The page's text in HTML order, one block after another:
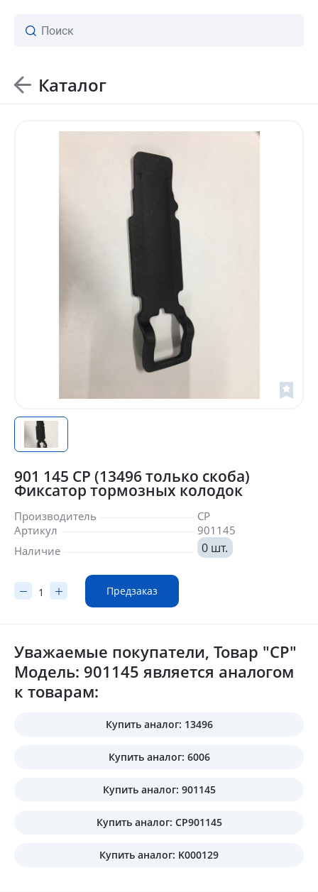
Каталог
901 145 CP (13496 только скоба)
Фиксатор тормозных колодок
Производитель
CP
Артикул
901145
Наличие
0 шт.
Предзаказ
Уважаемые покупатели, Товар "CP"
Модель: 901145 является аналогом
к товарам:
Купить аналог: 13496
Купить аналог: 6006
Купить аналог: 901145
Купить аналог: CP901145
Купить аналог: K000129